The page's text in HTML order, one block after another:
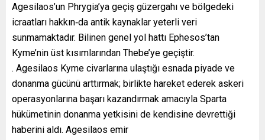
Agesilaos’un Phrygia’ya geçiş güzergahı ve bölgedeki
icraatları hakkın‐da antik kaynaklar yeterli veri
sunmamaktadır. Bilinen genel yol hattı Ephesos’tan
Kyme’nin üst kısımlarından Thebe’ye geçiştir.
. Agesilaos Kyme civarlarına ulaştığı esnada piyade ve
donanma gücünü arttırmak; birlikte hareket ederek askeri
operasyonlarına başarı kazandırmak amacıyla Sparta
hükümetinin donanma yetkisini de kendisine devrettiği
haberini aldı. Agesilaos emir